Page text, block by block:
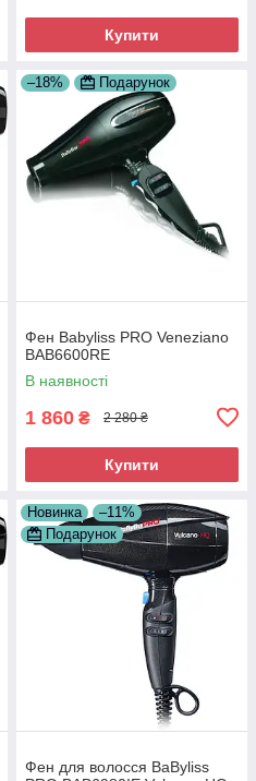
Купити
–18% Подарунок
Фен Babyliss PRO Veneziano
BAB6600RE
В наявності
1 860 ₴ 2 280 ₴
Купити
Новинка
–11%
Подарунок
Фен для волосся BaByliss